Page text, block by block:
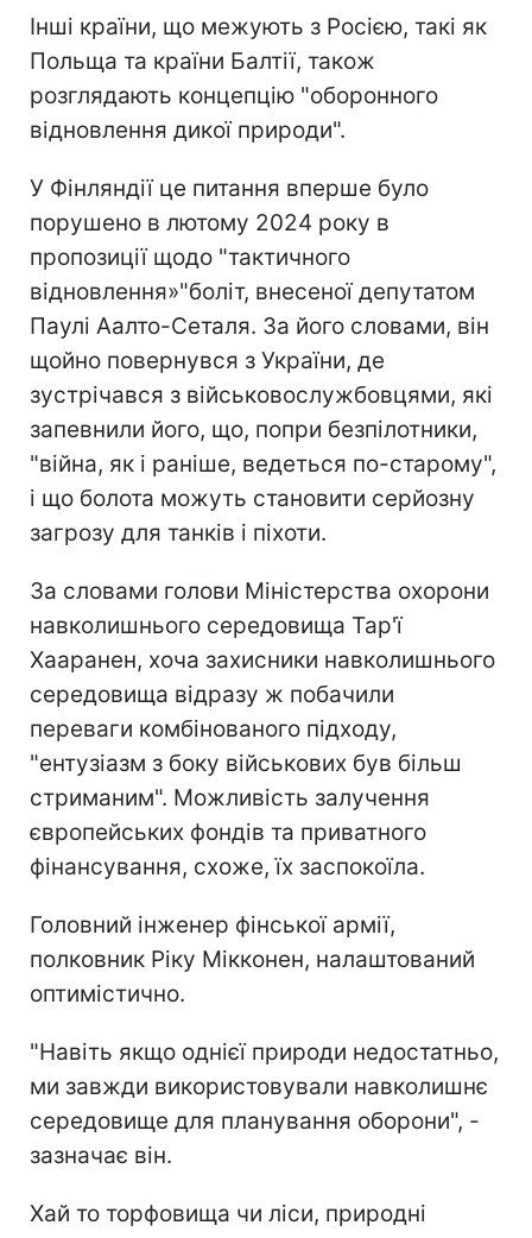
Інші країни, що межують з Росією, такі як
Польща та країни Балтії, також
розглядають концепцію "оборонного
відновлення дикої природи".
У Фінляндії це питання вперше було
порушено в лютому 2024 року в
пропозиції щодо "тактичного
відновлення»"боліт, внесеної депутатом
Паулі Аалто-Сеталя. За його словами, він
щойно повернувся з України, де
зустрічався з військовослужбовцями, які
запевнили його, що, попри безпілотники,
"війна, як і раніше, ведеться по-старому",
і що болота можуть становити серйозну
загрозу для танків і піхоти.
За словами голови Міністерства охорони
навколишнього середовища Тар'ї
Хааранен, хоча захисники навколишнього
середовища відразу ж побачили
переваги комбінованого підходу,
"ентузіазм з боку військових був більш
стриманим". Можливість залучення
європейських фондів та приватного
фінансування, схоже, їх заспокоїла.
Головний інженер фінської армії,
полковник Ріку Мікконен, налаштований
оптимістично.
"Навіть якщо однієї природи недостатньо,
ми завжди використовували навколишнє
середовище для планування оборони", -
зазначає він.
Хай то торфовища чи ліси, природні